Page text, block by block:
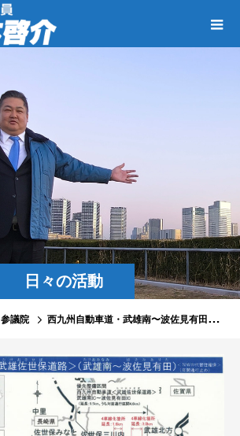
日々の活動
参議院 西九州自動車道・武雄南〜波佐見有田間の暫定２車線区間を４車線化